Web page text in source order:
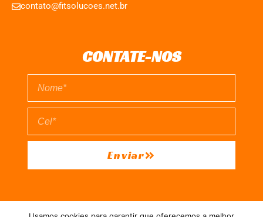
contato@fitsolucoes.net.br
CONTATE-NOS
Enviar
EXPEDIENTE QUEM SOMOS POLÍTICA DE PRIVACIDADE